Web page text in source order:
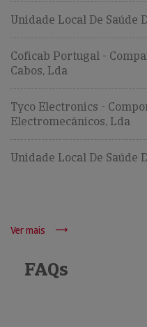
Unidade Local De Saúde
Coficab Portugal -
Cabos, Lda
Tyco Electronics -
Electromecânicos, Lda
Unidade Local De Saúde
Ver mais
FAQs